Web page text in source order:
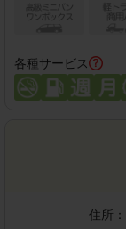
各種サービス
住所：